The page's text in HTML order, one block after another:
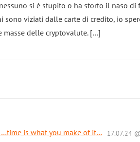
si è stupito o ha storto il naso
sono viziati dalle carte di credito, io
masse delle cryptovalute. […]
…time is what you make of it… 17.07.24